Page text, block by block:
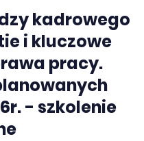
kadrowego
i kluczowe
pracy.
- szkolenie